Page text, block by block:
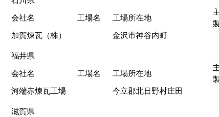
会社名 工場名 工場所在地
加賀煉瓦（株）
金沢市神谷内町
福井県
会社名 工場名 工場所在地
河端赤煉瓦工場
今立郡北日野村庄田
滋賀県